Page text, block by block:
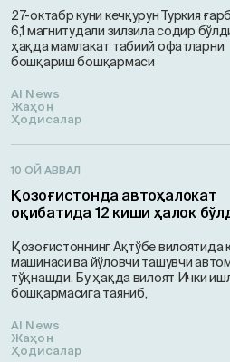
27-октабр куни кечқурун Туркия
6,1 магнитудали зилзила содир
ҳақда мамлакат табиий офатларни
бошқариш бошқармаси
AI News
Жаҳон
Ҳодисалар
10 ОЙ АВВАЛ
Қозоғистонда автоҳалокат
оқибатида 12 киши ҳалок
Қозоғистоннинг Ақтўбе вилоятида
машинаси ва йўловчи ташувчи
тўқнашди. Бу ҳақда вилоят Ички
бошқармасига таяниб,
AI News
Жаҳон
Ҳодисалар